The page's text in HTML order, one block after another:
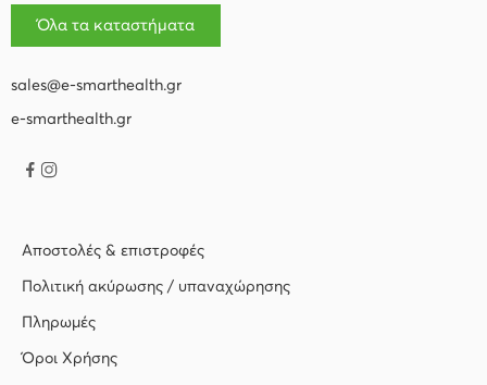
Όλα τα καταστήματα
sales@e-smarthealth.gr
e-smarthealth.gr
Αποστολές & επιστροφές
Πολιτική ακύρωσης / υπαναχώρησης
Πληρωμές
Όροι Χρήσης